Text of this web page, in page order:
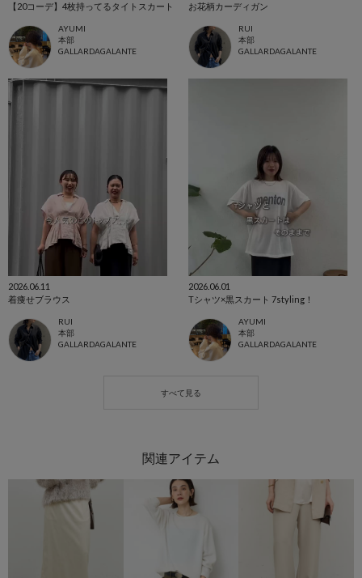
【20コーデ】4枚持ってるタイトスカート
AYUMI
本部
GALLARDAGALANTE
お花柄カーディガン
RUI
本部
GALLARDAGALANTE
2026.06.11
着痩せブラウス
RUI
本部
GALLARDAGALANTE
2026.06.01
Tシャツ×黒スカート 7styling！
AYUMI
本部
GALLARDAGALANTE